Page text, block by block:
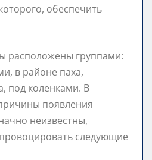
обеспечить
расположены группами:
в районе паха,
под коленками. В
появления
неизвестны,
следующие